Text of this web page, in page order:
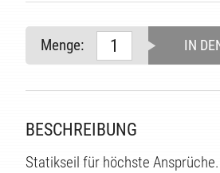
Menge: IN
BESCHREIBUNG
Statikseil für höchste